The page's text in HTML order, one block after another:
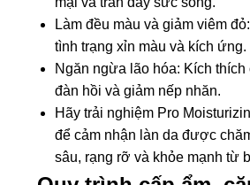
Làm đều màu và giảm viêm
tình trạng xỉn màu và kích ứng.
Ngăn ngừa lão hóa: Kích
đàn hồi và giảm nếp nhăn.
Hãy trải nghiệm Pro
để cảm nhận làn da được
sâu, rạng rỡ và khỏe mạnh từ